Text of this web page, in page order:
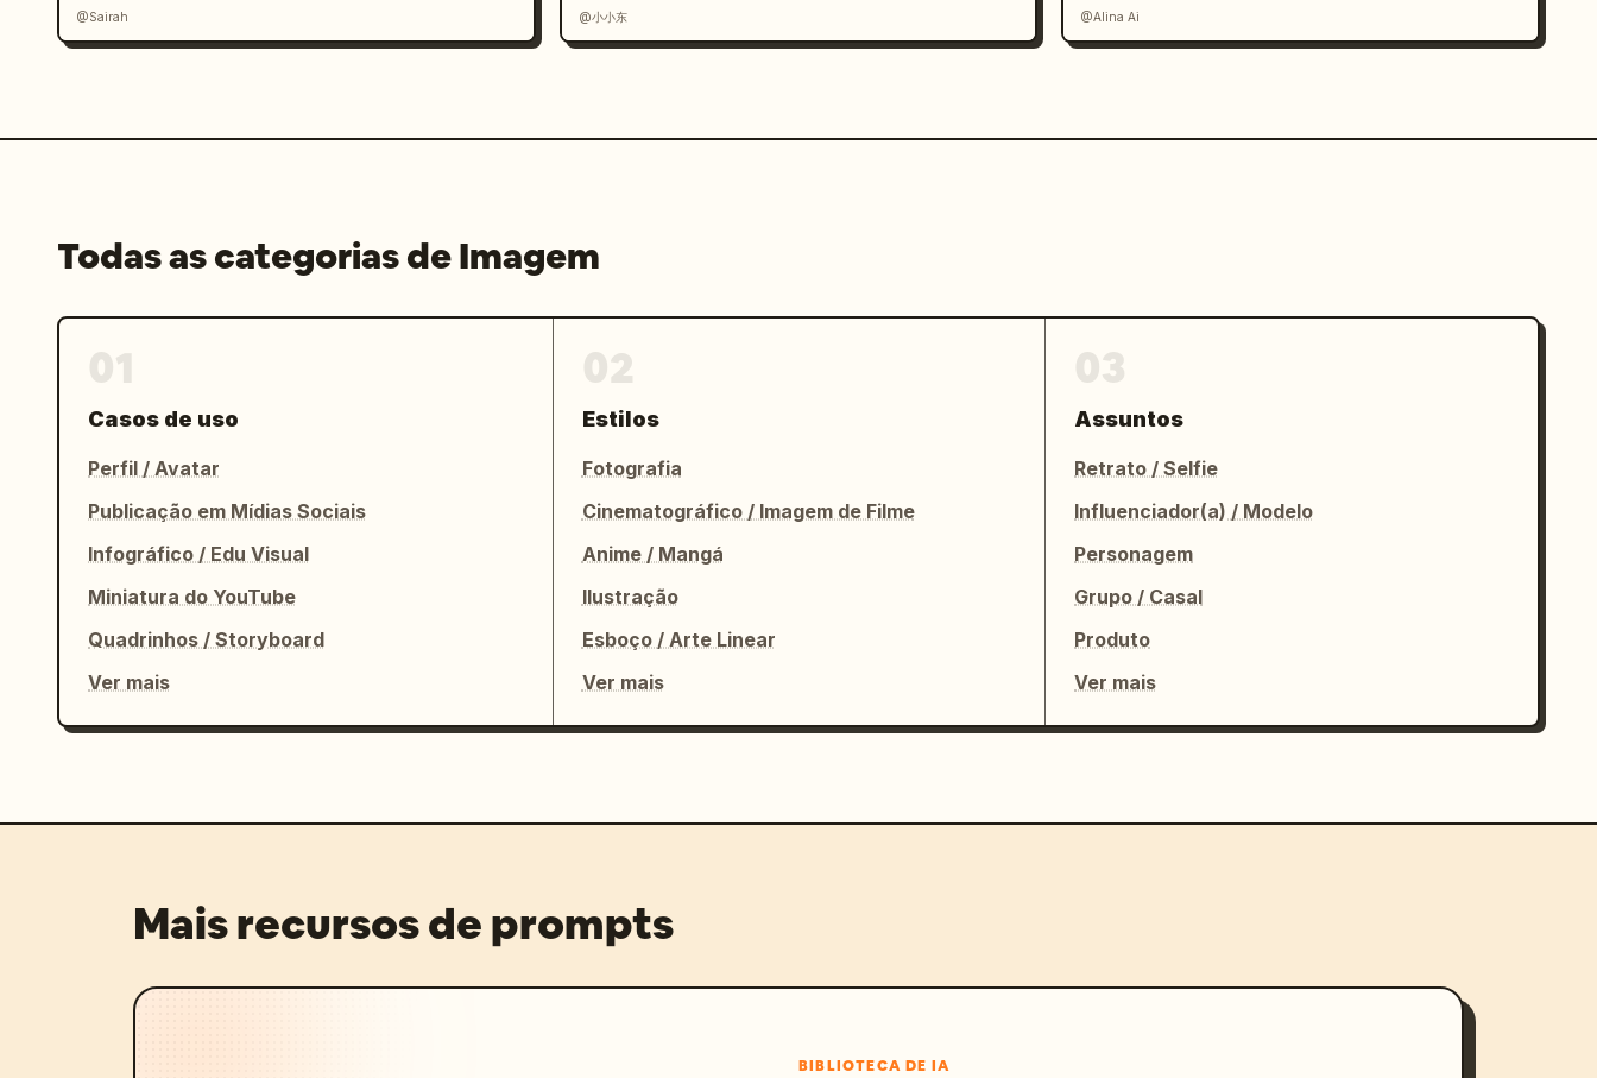
@Sairah @小小东 @Alina Ai
Todas as categorias de Imagem
Casos de uso
Perfil / Avatar
Publicação em Mídias Sociais
Infográfico / Edu Visual
Miniatura do YouTube
Quadrinhos / Storyboard
Ver mais
Estilos
Fotografia
Cinematográfico / Imagem de Filme
Anime / Mangá
Ilustração
Esboço / Arte Linear
Ver mais
Assuntos
Retrato / Selfie
Influenciador(a) / Modelo
Personagem
Grupo / Casal
Produto
Ver mais
Mais recursos de prompts
BIBLIOTECA DE IA